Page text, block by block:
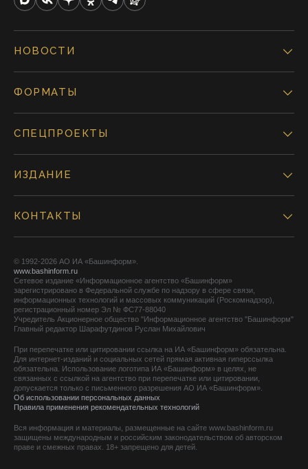
НОВОСТИ
ФОРМАТЫ
СПЕЦПРОЕКТЫ
ИЗДАНИЕ
КОНТАКТЫ
© 1992-2026 АО ИА «Башинформ».
www.bashinform.ru
Сетевое издание «Информационное агентство «Башинформ»
зарегистрировано в Федеральной службе по надзору в сфере связи,
информационных технологий и массовых коммуникаций (Роскомнадзор),
регистрационный номер Эл № ФС77-88040
Учредитель Акционерное общество "Информационное агентство "Башинформ"
Главный редактор Шарафутдинов Руслан Михайлович
При перепечатке или цитировании ссылка на ИА «Башинформ» обязательна.
Для интернет-изданий и социальных сетей прямая активная гиперссылка
обязательна. Использование логотипа ИА «Башинформ» в целях, не
связанных с ссылкой на агентство при перепечатке или цитировании,
допускается только с письменного разрешения АО ИА «Башинформ».
Об использовании персональных данных
Правила применения рекомендательных технологий
Вся информация и материалы, размещенные на сайте www.bashinform.ru
защищены международным и российским законодательством об авторском
праве и смежных правах. 18+ запрещено для детей.